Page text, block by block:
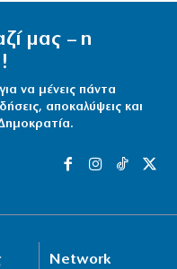
μας – η
να μένεις πάντα
αποκαλύψεις και
Network